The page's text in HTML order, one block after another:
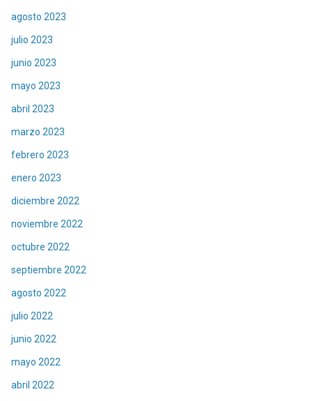
agosto 2023
julio 2023
junio 2023
mayo 2023
abril 2023
marzo 2023
febrero 2023
enero 2023
diciembre 2022
noviembre 2022
octubre 2022
septiembre 2022
agosto 2022
julio 2022
junio 2022
mayo 2022
abril 2022